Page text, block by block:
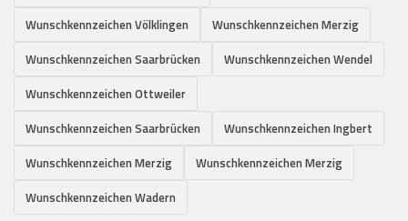
Wunschkennzeichen Völklingen
Wunschkennzeichen Merzig
Wunschkennzeichen Saarbrücken
Wunschkennzeichen Wendel
Wunschkennzeichen Ottweiler
Wunschkennzeichen Saarbrücken
Wunschkennzeichen Ingbert
Wunschkennzeichen Merzig
Wunschkennzeichen Merzig
Wunschkennzeichen Wadern